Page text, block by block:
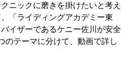
ニックに磨きを掛けたいと考え
「ライディングアカデミー東
イザーであるケニー佐川が安全
のテーマに分けて、動画で詳し